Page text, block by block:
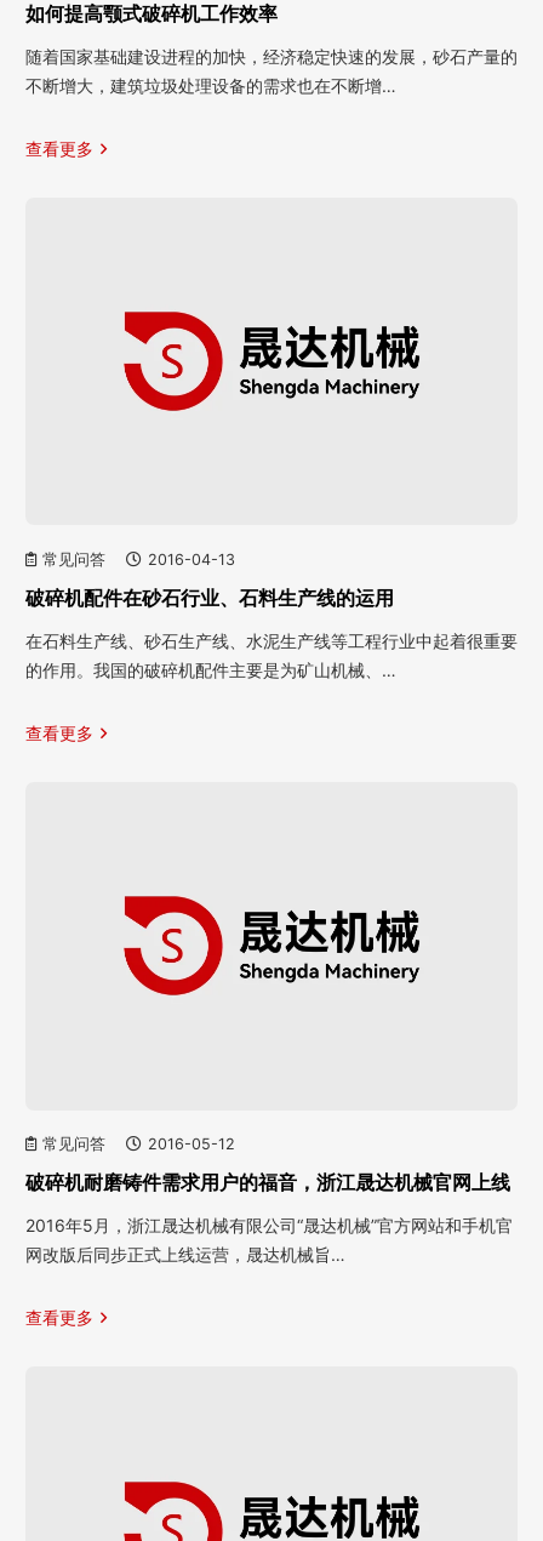
如何提高颚式破碎机工作效率
随着国家基础建设进程的加快，经济稳定快速的发展，砂石产量的
不断增大，建筑垃圾处理设备的需求也在不断增…
查看更多
常见问答 2016-04-13
破碎机配件在砂石行业、石料生产线的运用
在石料生产线、砂石生产线、水泥生产线等工程行业中起着很重要
的作用。我国的破碎机配件主要是为矿山机械、…
查看更多
常见问答 2016-05-12
破碎机耐磨铸件需求用户的福音，浙江晟达机械官网上线
2016年5月，浙江晟达机械有限公司“晟达机械”官方网站和手机官
网改版后同步正式上线运营，晟达机械旨…
查看更多